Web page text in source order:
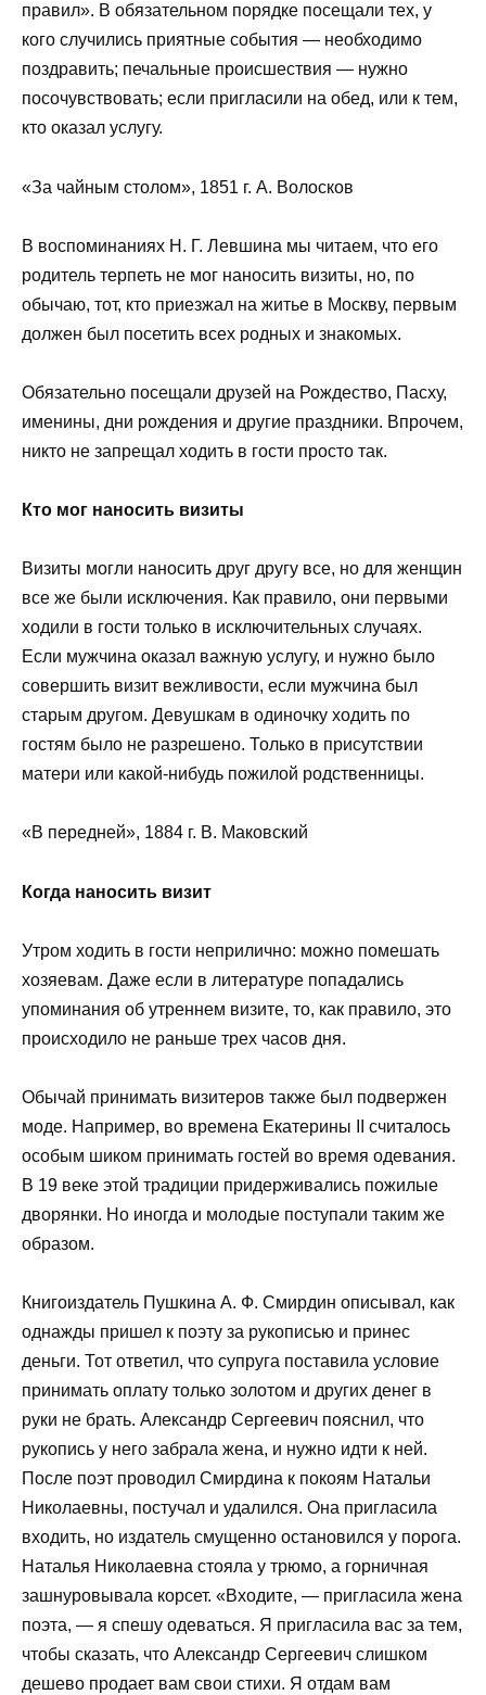
правил». В обязательном порядке посещали тех, у
кого случились приятные события — необходимо
поздравить; печальные происшествия — нужно
посочувствовать; если пригласили на обед, или к тем,
кто оказал услугу.
«За чайным столом», 1851 г. А. Волосков
В воспоминаниях Н. Г. Левшина мы читаем, что его
родитель терпеть не мог наносить визиты, но, по
обычаю, тот, кто приезжал на житье в Москву, первым
должен был посетить всех родных и знакомых.
Обязательно посещали друзей на Рождество, Пасху,
именины, дни рождения и другие праздники. Впрочем,
никто не запрещал ходить в гости просто так.
Кто мог наносить визиты
Визиты могли наносить друг другу все, но для женщин
все же были исключения. Как правило, они первыми
ходили в гости только в исключительных случаях.
Если мужчина оказал важную услугу, и нужно было
совершить визит вежливости, если мужчина был
старым другом. Девушкам в одиночку ходить по
гостям было не разрешено. Только в присутствии
матери или какой-нибудь пожилой родственницы.
«В передней», 1884 г. В. Маковский
Когда наносить визит
Утром ходить в гости неприлично: можно помешать
хозяевам. Даже если в литературе попадались
упоминания об утреннем визите, то, как правило, это
происходило не раньше трех часов дня.
Обычай принимать визитеров также был подвержен
моде. Например, во времена Екатерины II считалось
особым шиком принимать гостей во время одевания.
В 19 веке этой традиции придерживались пожилые
дворянки. Но иногда и молодые поступали таким же
образом.
Книгоиздатель Пушкина А. Ф. Смирдин описывал, как
однажды пришел к поэту за рукописью и принес
деньги. Тот ответил, что супруга поставила условие
принимать оплату только золотом и других денег в
руки не брать. Александр Сергеевич пояснил, что
рукопись у него забрала жена, и нужно идти к ней.
После поэт проводил Смирдина к покоям Натальи
Николаевны, постучал и удалился. Она пригласила
входить, но издатель смущенно остановился у порога.
Наталья Николаевна стояла у трюмо, а горничная
зашнуровывала корсет. «Входите, — пригласила жена
поэта, — я спешу одеваться. Я пригласила вас за тем,
чтобы сказать, что Александр Сергеевич слишком
дешево продает вам свои стихи. Я отдам вам